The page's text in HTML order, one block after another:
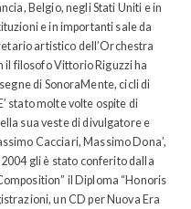
Belgio, negli Stati Uniti e in
e in importanti sale da
artistico dell’Orchestra
il filosofo Vittorio Riguzzi ha
di SonoraMente, cicli di
stato molte volte ospite di
sua veste di divulgatore e
Cacciari, Massimo Dona’,
gli è stato conferito dalla
il Diploma “Honoris
un CD per Nuova Era